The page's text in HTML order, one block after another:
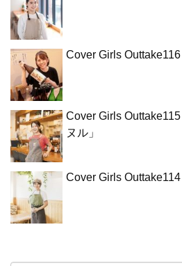
Cover Girls
Cover Girls
ヌル」
Cover Girls Outtake114